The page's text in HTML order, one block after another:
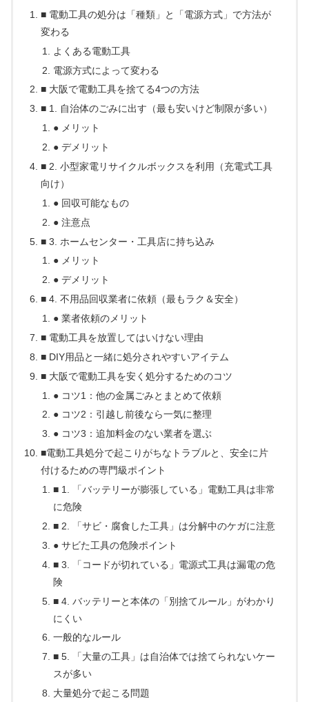
■ 電動工具の処分は「種類」と「電源方式」で方法が
変わる
よくある電動工具
電源方式によって変わる
■ 大阪で電動工具を捨てる4つの方法
■ 1. 自治体のごみに出す（最も安いけど制限が多い）
● メリット
● デメリット
■ 2. 小型家電リサイクルボックスを利用（充電式工具
向け）
● 回収可能なもの
● 注意点
■ 3. ホームセンター・工具店に持ち込み
● メリット
● デメリット
■ 4. 不用品回収業者に依頼（最もラク＆安全）
● 業者依頼のメリット
■ 電動工具を放置してはいけない理由
■ DIY用品と一緒に処分されやすいアイテム
■ 大阪で電動工具を安く処分するためのコツ
● コツ1：他の金属ごみとまとめて依頼
● コツ2：引越し前後なら一気に整理
● コツ3：追加料金のない業者を選ぶ
■電動工具処分で起こりがちなトラブルと、安全に片
付けるための専門級ポイント
■ 1. 「バッテリーが膨張している」電動工具は非常
に危険
■ 2. 「サビ・腐食した工具」は分解中のケガに注意
● サビた工具の危険ポイント
■ 3. 「コードが切れている」電源式工具は漏電の危
険
■ 4. バッテリーと本体の「別捨てルール」がわかり
にくい
一般的なルール
■ 5. 「大量の工具」は自治体では捨てられないケー
スが多い
大量処分で起こる問題